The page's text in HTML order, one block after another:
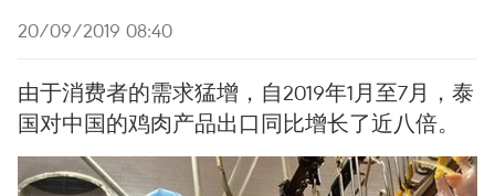
20/09/2019 08:40
由于消费者的需求猛增，自2019年1月至7月，泰
国对中国的鸡肉产品出口同比增长了近八倍。